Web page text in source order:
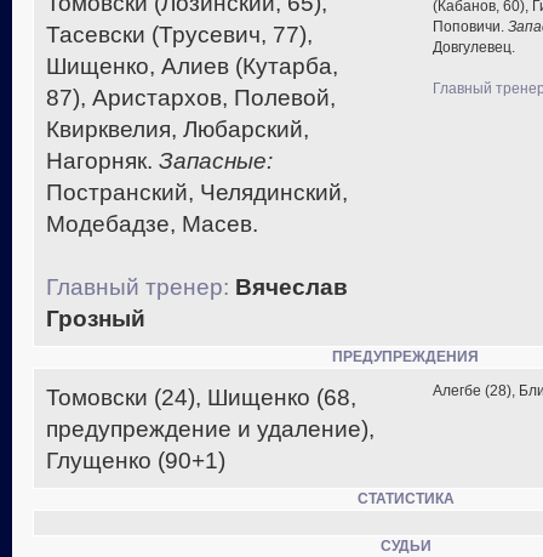
Тасевски (Трусевич, 77),
Шищенко, Алиев (Кутарба,
87), Аристархов, Полевой,
Квирквелия, Любарский,
Нагорняк. Запасные:
Постранский, Челядинский,
Модебадзе, Масев.
Главный тренер: Вячеслав
Грозный
(Кабанов, 60),
Поповичи.
Довгулевец.
Главный
ПРЕДУПРЕЖДЕНИЯ
Томовски (24), Шищенко (68,
предупреждение и удаление),
Глущенко (90+1)
Алегбе (28),
СТАТИСТИКА
СУДЬИ